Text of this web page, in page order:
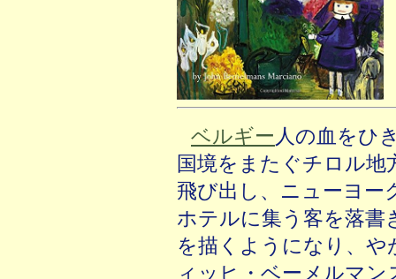
ベルギー人の血をひ
国境をまたぐチロル地
飛び出し、ニューヨー
ホテルに集う客を落書
を描くようになり、
ィッヒ・ベーメルマン